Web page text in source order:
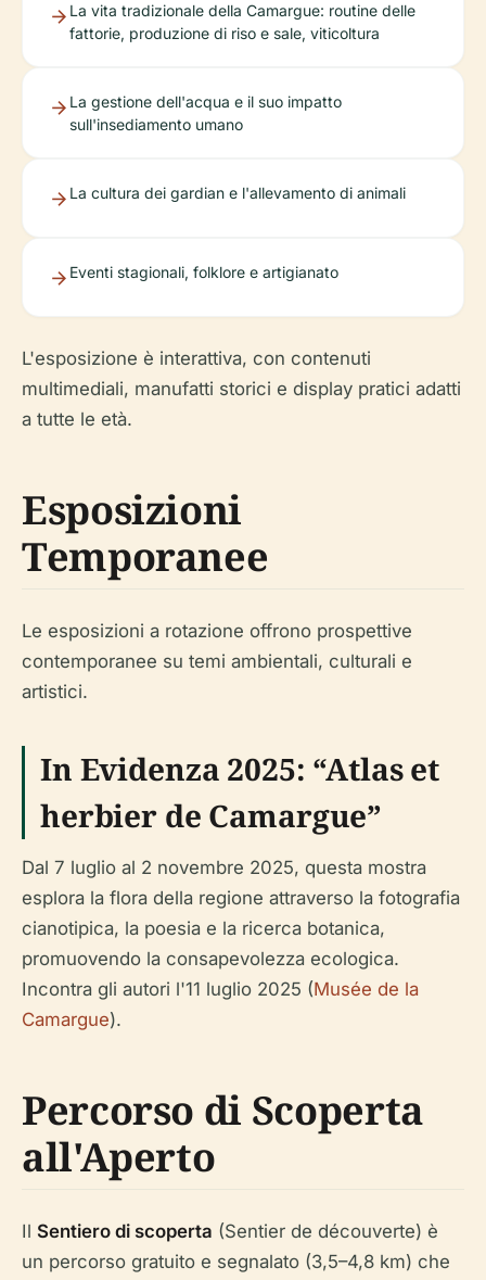
La vita tradizionale della Camargue: routine delle
fattorie, produzione di riso e sale, viticoltura
La gestione dell'acqua e il suo impatto
sull'insediamento umano
La cultura dei gardian e l'allevamento di animali
Eventi stagionali, folklore e artigianato
L'esposizione è interattiva, con contenuti
multimediali, manufatti storici e display pratici adatti
a tutte le età.
Esposizioni
Temporanee
Le esposizioni a rotazione offrono prospettive
contemporanee su temi ambientali, culturali e
artistici.
In Evidenza 2025: “Atlas et
herbier de Camargue”
Dal 7 luglio al 2 novembre 2025, questa mostra
esplora la flora della regione attraverso la fotografia
cianotipica, la poesia e la ricerca botanica,
promuovendo la consapevolezza ecologica.
Incontra gli autori l'11 luglio 2025 (Musée de la
Camargue).
Percorso di Scoperta
all'Aperto
Il Sentiero di scoperta (Sentier de découverte) è
un percorso gratuito e segnalato (3,5–4,8 km) che